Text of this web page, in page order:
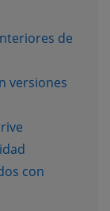
de
versiones
con